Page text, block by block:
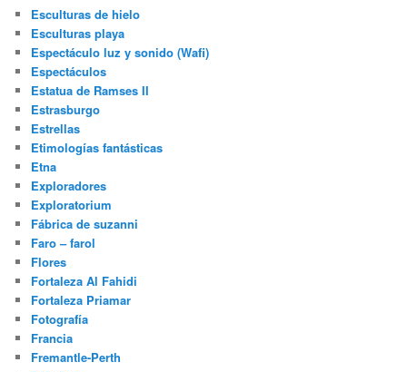
Esculturas de hielo
Esculturas playa
Espectáculo luz y sonido (Wafi)
Espectáculos
Estatua de Ramses II
Estrasburgo
Estrellas
Etimologías fantásticas
Etna
Exploradores
Exploratorium
Fábrica de suzanni
Faro – farol
Flores
Fortaleza Al Fahidi
Fortaleza Priamar
Fotografía
Francia
Fremantle-Perth